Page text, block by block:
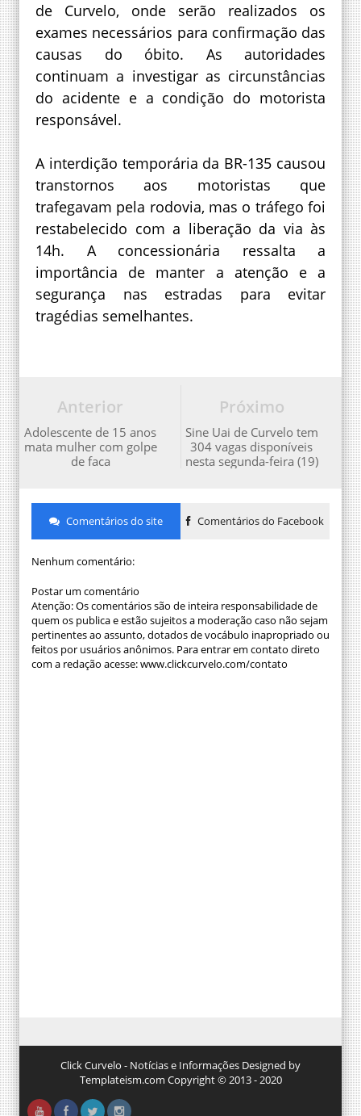
de Curvelo, onde serão realizados os
exames necessários para confirmação das
causas do óbito. As autoridades
continuam a investigar as circunstâncias
do acidente e a condição do motorista
responsável.
A interdição temporária da BR-135 causou
transtornos aos motoristas que
trafegavam pela rodovia, mas o tráfego foi
restabelecido com a liberação da via às
14h. A concessionária ressalta a
importância de manter a atenção e a
segurança nas estradas para evitar
tragédias semelhantes.
Próximo
Sine Uai de Curvelo tem
304 vagas disponíveis
nesta segunda-feira (19)
Anterior
Adolescente de 15 anos
mata mulher com golpe
de faca
Comentários do site Comentários do Facebook
Nenhum comentário:
Postar um comentário
Atenção: Os comentários são de inteira responsabilidade de
quem os publica e estão sujeitos a moderação caso não sejam
pertinentes ao assunto, dotados de vocábulo inapropriado ou
feitos por usuários anônimos. Para entrar em contato direto
com a redação acesse: www.clickcurvelo.com/contato
Click Curvelo - Notícias e Informações Designed by
Templateism.com Copyright © 2013 - 2020